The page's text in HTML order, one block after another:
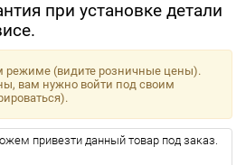
при установке детали
режиме (видите розничные цены).
вам нужно войти под своим
привезти данный товар под заказ.